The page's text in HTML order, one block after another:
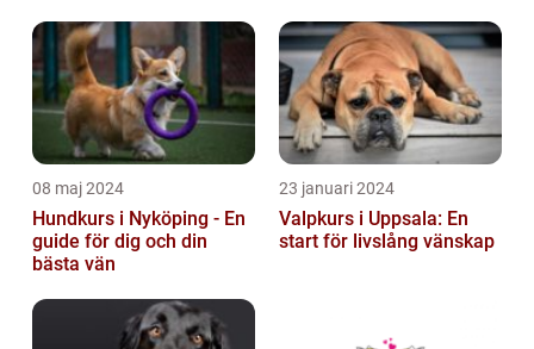
08 maj 2024
Hundkurs i Nyköping - En
guide för dig och din
bästa vän
23 januari 2024
Valpkurs i Uppsala: En
start för livslång vänskap